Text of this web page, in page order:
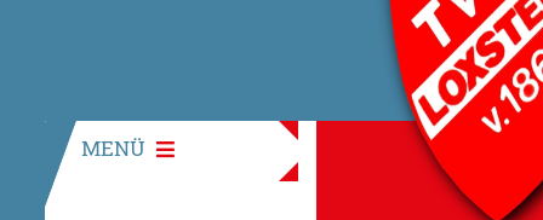
MENÜ